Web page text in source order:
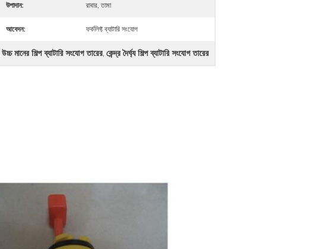
উপাদান: রাবার, তামা
আবেদন: ফর্কলিফ্ট ব্যাটারি সংযোগ
উচ্চ মানের শিল্প ব্যাটারি সংযোগ তারের, কেন্দ্র দৈর্ঘ্য শিল্প ব্যাটারি সংযোগ তারের